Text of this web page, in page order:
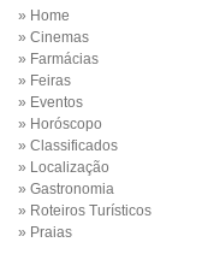
» Home
» Cinemas
» Farmácias
» Feiras
» Eventos
» Horóscopo
» Classificados
» Localização
» Gastronomia
» Roteiros Turísticos
» Praias